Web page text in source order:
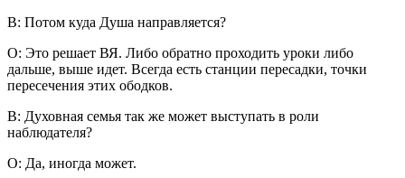
В: Потом куда Душа направляется?
О: Это решает ВЯ. Либо обратно проходить уроки либо
дальше, выше идет. Всегда есть станции пересадки, точки
пересечения этих ободков.
В: Духовная семья так же может выступать в роли
наблюдателя?
О: Да, иногда может.